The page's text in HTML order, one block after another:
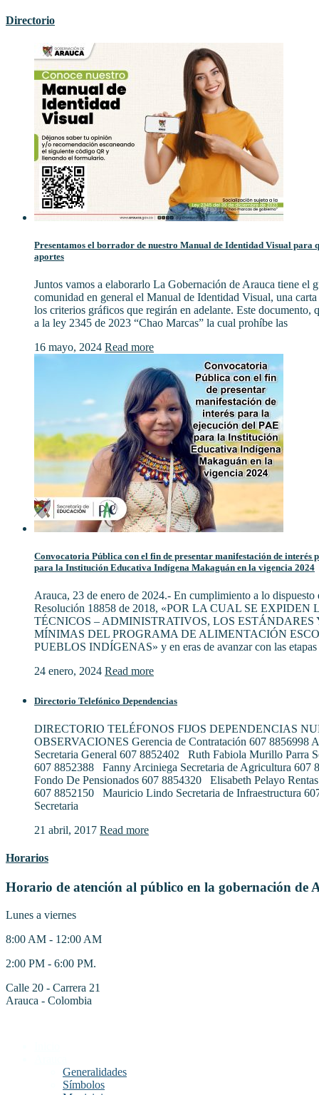
Directorio
Presentamos el borrador de nuestro Manual de Identidad Visual para
aportes
Juntos vamos a elaborarlo La Gobernación de Arauca tiene el
comunidad en general el Manual de Identidad Visual, una
los criterios gráficos que regirán en adelante. Este documento,
a la ley 2345 de 2023 “Chao Marcas” la cual prohíbe las
16 mayo, 2024 Read more
Convocatoria Pública con el fin de presentar manifestación de interés
para la Institución Educativa Indígena Makaguán en la vigencia 2024
Arauca, 23 de enero de 2024.- En cumplimiento a lo dispuesto
Resolución 18858 de 2018, «POR LA CUAL SE
TÉCNICOS – ADMINISTRATIVOS, LOS ESTÁNDARES
MÍNIMAS DEL PROGRAMA DE ALIMENTACIÓN
PUEBLOS INDÍGENAS» y en eras de avanzar con las etapas
24 enero, 2024 Read more
Directorio Telefónico Dependencias
DIRECTORIO TELÉFONOS FIJOS DEPENDENCIAS
OBSERVACIONES Gerencia de Contratación 607 8856998
Secretaria General 607 8852402 Ruth Fabiola Murillo Parra
607 8852388 Fanny Arciniega Secretaria de Agricultura 607
Fondo De Pensionados 607 8854320 Elisabeth Pelayo
607 8852150 Mauricio Lindo Secretaria de Infraestructura
Secretaria
21 abril, 2017 Read more
Horarios
Horario de atención al público en la gobernación de
Lunes a viernes
8:00 AM - 12:00 AM
2:00 PM - 6:00 PM.
Calle 20 - Carrera 21
Arauca - Colombia
Generalidades
Símbolos